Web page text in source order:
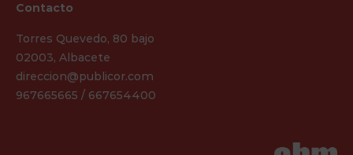
Contacto
Torres Quevedo, 80 bajo
02003, Albacete
direccion@publicor.com
967665665 / 667654400